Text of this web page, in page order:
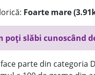
Foarte mare
poți slăbi cunoscând
parte din categoria